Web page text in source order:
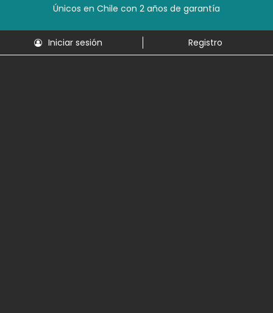
Únicos en Chile con 2 años de garantía
Iniciar sesión Registro